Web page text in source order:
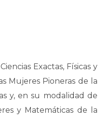
Exactas, Físicas y
Mujeres Pioneras de la
y, en su modalidad de
y Matemáticas de la